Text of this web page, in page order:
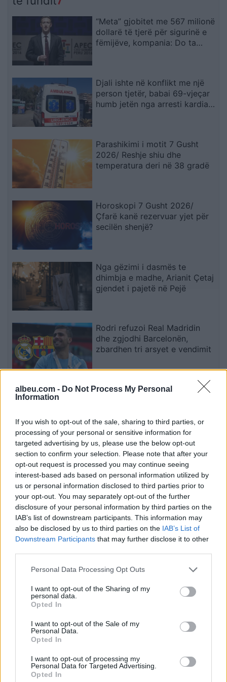
albeu.com - Do Not Process My Personal
Information
If you wish to opt-out of the sale, sharing to third parties, or
processing of your personal or sensitive information for
targeted advertising by us, please use the below opt-out
section to confirm your selection. Please note that after your
opt-out request is processed you may continue seeing
interest-based ads based on personal information utilized by
us or personal information disclosed to third parties prior to
your opt-out. You may separately opt-out of the further
disclosure of your personal information by third parties on the
IAB’s list of downstream participants. This information may
also be disclosed by us to third parties on the IAB’s List of
Downstream Participants that may further disclose it to other
Personal Data Processing Opt Outs
I want to opt-out of the Sharing of my
personal data.
Opted In
I want to opt-out of the Sale of my
Personal Data.
Opted In
I want to opt-out of processing my
Personal Data for Targeted Advertising.
Opted In
“Meta” gjobitet me 567 milionë
dollarë të tjerë për sigurinë e
fëmijëve, kompania: Do ta
Djali ishte në konflikt me një
person tjetër, babai 69-vjeçar
humb jetën nga arresti kardiak
Parashikimi i motit 7 Gusht
2026/ Reshje shiu dhe
temperatura deri në 38 gradë
Horoskopi 7 Gusht 2026/
Çfarë kanë rezervuar yjet për
secilën shenjë?
Nga gëzimi i dasmës te
dhimbja e madhe, Arianit Çetaj
gjendet i pajetë në Pejë
Rodri refuzoi Real Madridin
dhe zgjodhi Barcelonën,
zbardhen tri arsyet e vendimit
Arsenali heq dorë nga Vinicius
Esim for Global|Esim for Europe
Esim for Caribbean
for Turkey|Esim for Germany|Esim for Greece|
for Asia|Esim for World Cup 2026|Esim for Saudi